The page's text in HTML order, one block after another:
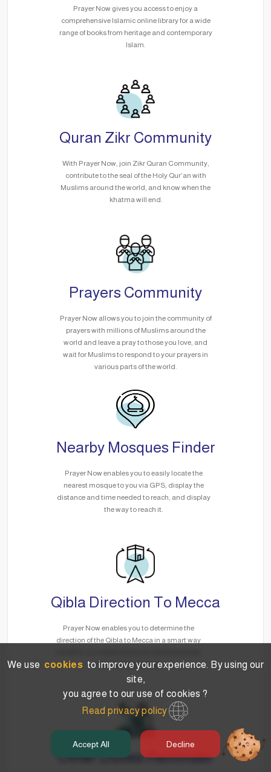
Prayer Now gives you access to enjoy a
comprehensive Islamic online library for a wide
range of books from heritage and contemporary
Islam.
Quran Zikr Community
With Prayer Now, join Zikr Quran Community,
contribute to the seal of the Holy Qur’an with
Muslims around the world, and know when the
khatma will end.
Prayers Community
Prayer Now allows you to join the community of
prayers with millions of Muslims around the
world and leave a pray to those you love, and
wait for Muslims to respond to your prayers in
various parts of the world.
Nearby Mosques Finder
Prayer Now enables you to easily locate the
nearest mosque to you via GPS, display the
distance and time needed to reach, and display
the way to reach it.
Qibla Direction To Mecca
Prayer Now enables you to determine the
direction of the Qibla to Mecca in a smart way
need for the Internet.
Other Duties Reminder
We use cookies to improve your experience. By using our
site,
you agree to our use of cookies ?
Read privacy policy
Accept All Decline